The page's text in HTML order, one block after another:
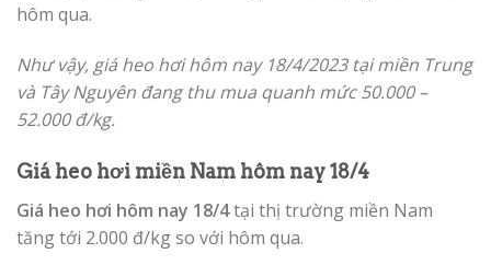
hôm qua.
Như vậy, giá heo hơi hôm nay 18/4/2023 tại miền Trung
và Tây Nguyên đang thu mua quanh mức 50.000 –
52.000 đ/kg.
Giá heo hơi miền Nam hôm nay 18/4
Giá heo hơi hôm nay 18/4tại thị trường miền Nam
tăng tới 2.000 đ/kg so với hôm qua.